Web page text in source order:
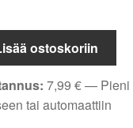
ostoskoriin
7,99 €— Pieni
tai automaattiin